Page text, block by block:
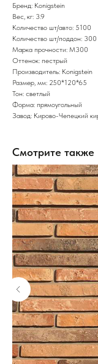
Бренд: Konigstein
Вес, кг: 3.9
Количество шт/авто: 5100
Количество шт/поддон: 300
Марка прочности: М300
Оттенок: пестрый
Производитель: Konigstein
Размер, мм: 250*120*65
Тон: светлый
Форма: прямоугольный
Завод: Кирово-Чепецкий
Смотрите также